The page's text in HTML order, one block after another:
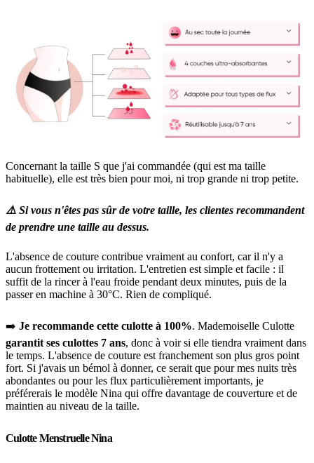
Concernant la taille S que j'ai commandée (qui est ma taille
habituelle), elle est très bien pour moi, ni trop grande ni trop petite.
⚠️ Si vous n'êtes pas sûr de votre taille, les clientes recommandent
de prendre une taille au dessus.
L'absence de couture contribue vraiment au confort, car il n'y a
aucun frottement ou irritation. L'entretien est simple et facile : il
suffit de la rincer à l'eau froide pendant deux minutes, puis de la
passer en machine à 30°C. Rien de compliqué.
➡️ Je recommande cette culotte à 100%. Mademoiselle Culotte
garantit ses culottes 7 ans, donc à voir si elle tiendra vraiment dans
le temps. L'absence de couture est franchement son plus gros point
fort. Si j'avais un bémol à donner, ce serait que pour mes nuits très
abondantes ou pour les flux particulièrement importants, je
préférerais le modèle Nina qui offre davantage de couverture et de
maintien au niveau de la taille.
Culotte Menstruelle Nina